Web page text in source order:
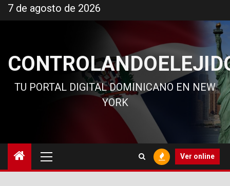
al
7 de agosto de 2026
TU PORTAL DIGITAL DOMINICANO EN NEW
YORK
principal
Ver online